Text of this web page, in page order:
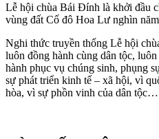
Lễ hội chùa Bái Đính là khởi đầu
vùng đất Cố đô Hoa Lư nghìn
Nghi thức truyền thống Lễ hội
luôn đồng hành cùng dân tộc,
hành phục vụ chúng sinh, phụng
sự phát triển kinh tế – xã hội, vì
hòa, vì sự phồn vinh của dân tộc…